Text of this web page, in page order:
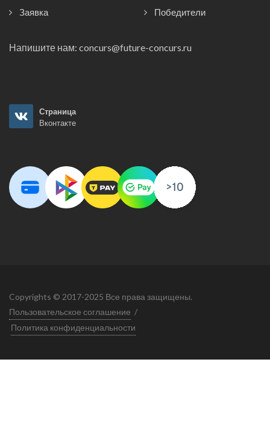
Заявка
Победители
Напишите нам: concurs@future-concurs.ru
Страница
Вконтакте
Copyrights © 2017-2025 Все права защищены.
Пользовательское соглашение /
Политика конфиденциальности